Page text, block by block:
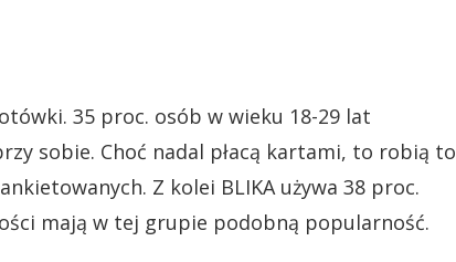
35 proc. osób w wieku 18-29 lat
sobie. Choć nadal płacą kartami, to robią to
Z kolei BLIKA używa 38 proc.
mają w tej grupie podobną popularność.